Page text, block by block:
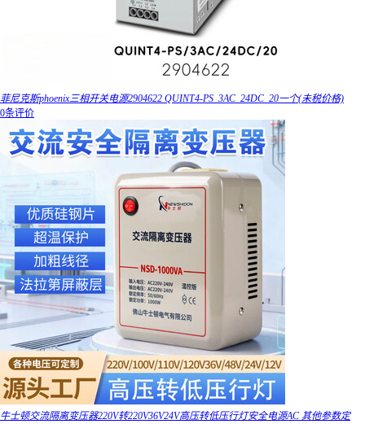
菲尼克斯phoenix三相开关电源2904622 QUINT4-PS_3AC_24DC_20一个(未税价格)
0条评价
牛士顿交流隔离变压器220V转220V36V24V高压转低压行灯安全电源AC 其他参数定